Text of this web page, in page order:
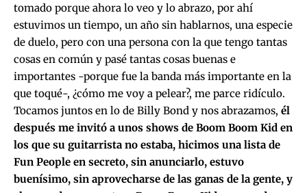
tomado porque ahora lo veo y lo abrazo, por ahí
estuvimos un tiempo, un año sin hablarnos, una especie
de duelo, pero con una persona con la que tengo tantas
cosas en común y pasé tantas cosas buenas e
importantes -porque fue la banda más importante en la
que toqué-, ¿cómo me voy a pelear?, me parce ridículo.
Tocamos juntos en lo de Billy Bond y nos abrazamos, él
después me invitó a unos shows de Boom Boom Kid en
los que su guitarrista no estaba, hicimos una lista de
Fun People en secreto, sin anunciarlo, estuvo
buenísimo, sin aprovecharse de las ganas de la gente, y